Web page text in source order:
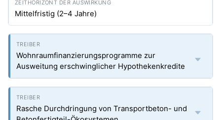
Mittelfristig (2–4 Jahre)
Wohnraumfinanzierungsprogramme zur
Ausweitung erschwinglicher Hypothekenkredite
Rasche Durchdringung von Transportbeton- und